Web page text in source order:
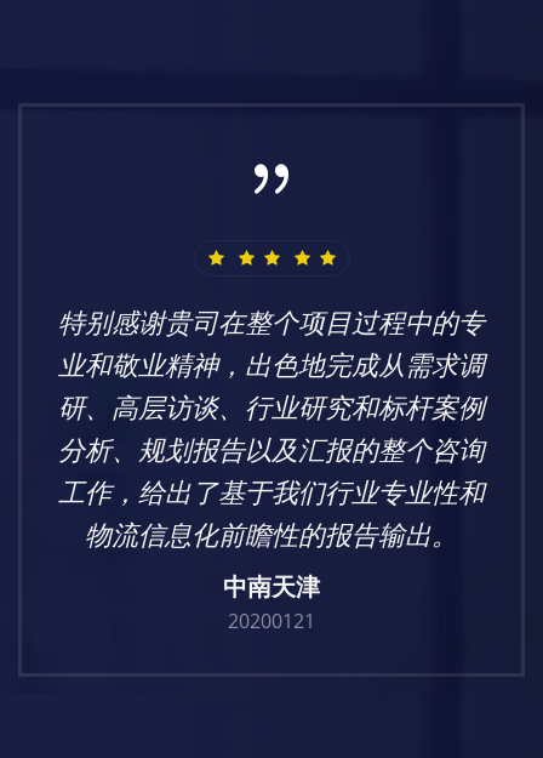
特别感谢贵司在整个项目过程中的专
业和敬业精神，出色地完成从需求调
研、高层访谈、行业研究和标杆案例
分析、规划报告以及汇报的整个咨询
工作，给出了基于我们行业专业性和
物流信息化前瞻性的报告输出。
中南天津
20200121